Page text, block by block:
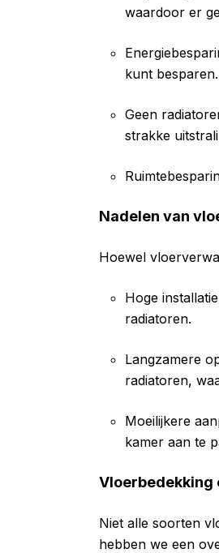
waardoor er
kunt besparen.
Geen
strakke
Nadelen van
Hoewel
Hoge
radiatoren.
Langzamere
radiatoren,
Moeilijkere
kamer aan te
Vloerbedekking
Niet alle soorten
hebben we een